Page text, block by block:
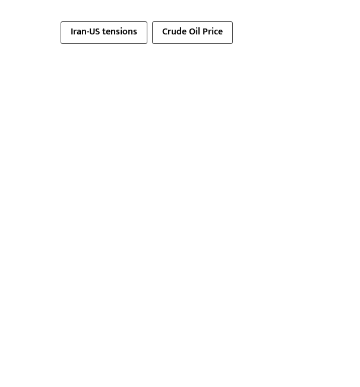
Iran-US tensions Crude Oil Price